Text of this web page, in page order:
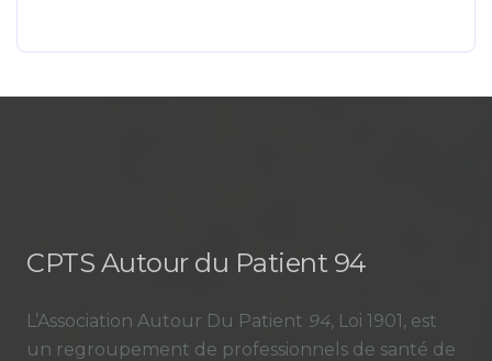
CPTS Autour du Patient 94
L’Association Autour Du Patient 94, Loi 1901, est
un regroupement de professionnels de santé de